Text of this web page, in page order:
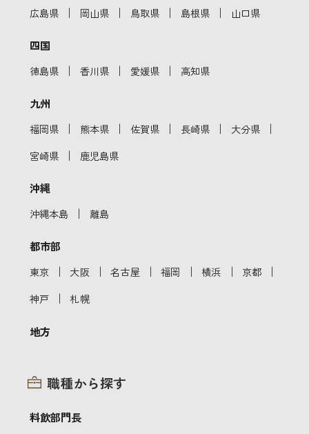
広島県 ｜ 岡山県 ｜ 鳥取県 ｜ 島根県 ｜ 山口県
四国
徳島県 ｜ 香川県 ｜ 愛媛県 ｜ 高知県
九州
福岡県 ｜ 熊本県 ｜ 佐賀県 ｜ 長崎県 ｜ 大分県 ｜
宮崎県 ｜ 鹿児島県
沖縄
沖縄本島 ｜ 離島
都市部
東京 ｜ 大阪 ｜ 名古屋 ｜ 福岡 ｜ 横浜 ｜ 京都 ｜
神戸 ｜ 札幌
地方
職種から探す
料飲部門長